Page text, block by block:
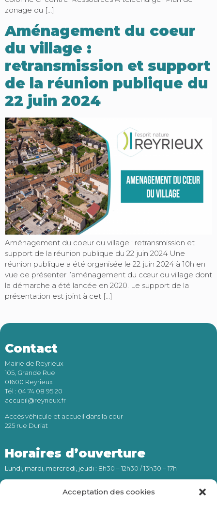
Acceptation des cookies
zonage du […]
Aménagement du coeur
du village :
retransmission et support
de la réunion publique du
22 juin 2024
Aménagement du coeur du village : retransmission et
support de la réunion publique du 22 juin 2024 Une
réunion publique a été organisée le 22 juin 2024 à 10h en
vue de présenter l’aménagement du cœur du village dont
la démarche a été lancée en 2020. Le support de la
présentation est joint à cet […]
Contact
Mairie de Reyrieux
105, Grande Rue
01600 Reyrieux
Tél : 04 74 08 95 20
accueil@reyrieux.fr
Accès véhicule et accueil dans la cour
225 rue Duriat
Horaires d’ouverture
Lundi, mardi, mercredi, jeudi: 8h30 – 12h30 / 13h30 – 17h